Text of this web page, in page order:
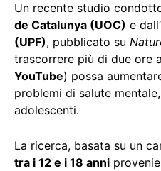
Un recente studio
de Catalunya (UOC) e dall’
(UPF), pubblicato su
trascorrere più di due ore
YouTube) possa
problemi di salute
adolescenti.
La ricerca, basata su un
tra i 12 e i 18 anni